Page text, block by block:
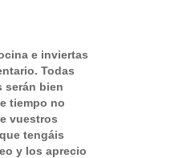
e inviertas
Todas
serán bien
tiempo no
vuestros
tengáis
y los aprecio